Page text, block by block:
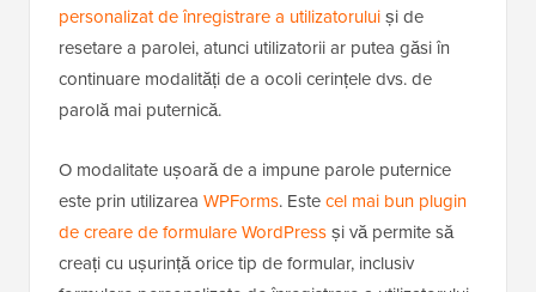
personalizat de înregistrare a utilizatoruluiși de
resetare a parolei, atunci utilizatorii ar putea găsi în
continuare modalități de a ocoli cerințele dvs. de
parolă mai puternică.
O modalitate ușoară de a impune parole puternice
este prin utilizarea WPForms. Estecel mai bun plugin
de creare de formulare WordPressși vă permite să
creați cu ușurință orice tip de formular, inclusiv